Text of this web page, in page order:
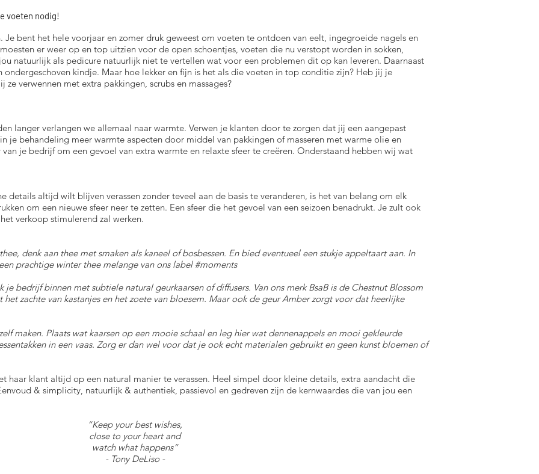
voeten nodig!
Je bent het hele voorjaar en zomer druk geweest om voeten te ontdoen van eelt, ingegroeide nagels en
er weer op en top uitzien voor de open schoentjes, voeten die nu verstopt worden in sokken,
natuurlijk als pedicure natuurlijk niet te vertellen wat voor een problemen dit op kan leveren. Daarnaast
kindje. Maar hoe lekker en fijn is het als die voeten in top conditie zijn? Heb jij je
verwennen met extra pakkingen, scrubs en massages?
langer verlangen we allemaal naar warmte. Verwen je klanten door te zorgen dat jij een aangepast
je behandeling meer warmte aspecten door middel van pakkingen of masseren met warme olie en
je bedrijf om een gevoel van extra warmte en relaxte sfeer te creëren. Onderstaand hebben wij wat
details altijd wilt blijven verassen zonder teveel aan de basis te veranderen, is het van belang om elk
om een nieuwe sfeer neer te zetten. Een sfeer die het gevoel van een seizoen benadrukt. Je zult ook
verkoop stimulerend zal werken.
denk aan thee met smaken als kaneel of bosbessen. En bied eventueel een stukje appeltaart aan. In
prachtige winter thee melange van ons label #moments
bedrijf binnen met subtiele natural geurkaarsen of diffusers. Van ons merk BsaB is de Chestnut Blossom
zachte van kastanjes en het zoete van bloesem. Maar ook de geur Amber zorgt voor dat heerlijke
maken. Plaats wat kaarsen op een mooie schaal en leg hier wat dennenappels en mooi gekleurde
in een vaas. Zorg er dan wel voor dat je ook echt materialen gebruikt en geen kunst bloemen of
haar klant altijd op een natural manier te verassen. Heel simpel door kleine details, extra aandacht die
& simplicity, natuurlijk & authentiek, passievol en gedreven zijn de kernwaardes die van jou een
“Keep your best wishes,
close to your heart and
watch what happens”
- Tony DeLiso -